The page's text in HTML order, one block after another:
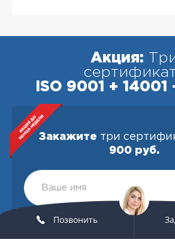
Акция:
ISO 9001 + 14001
Закажите три
900 руб.
Позвонить